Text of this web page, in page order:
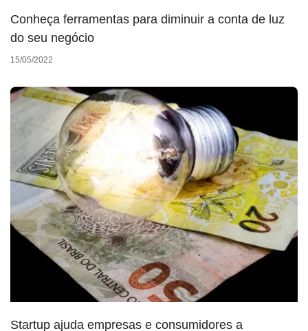
Conheça ferramentas para diminuir a conta de luz
do seu negócio
15/05/2022
Startup ajuda empresas e consumidores a